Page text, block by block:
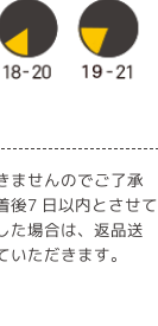
ませんのでご了承
後7 日以内とさせて
た場合は、返品送
ただきます。